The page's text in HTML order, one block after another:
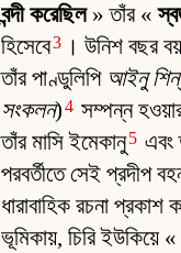
বন্দী করেছিল» তাঁর «
হিসেবে3 । উনিশ বছর
তাঁর পাণ্ডুলিপি আইনু
সংকলন)4 সম্পন্ন
তাঁর মাসি ইমেকানু5 এবং
পরবর্তীতে সেই প্রদীপ
ধারাবাহিক রচনা
ভূমিকায়, চিরি ইউকিয়ে